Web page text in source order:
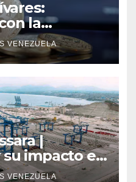
la
VENEZUELA
|
impacto en
VENEZUELA